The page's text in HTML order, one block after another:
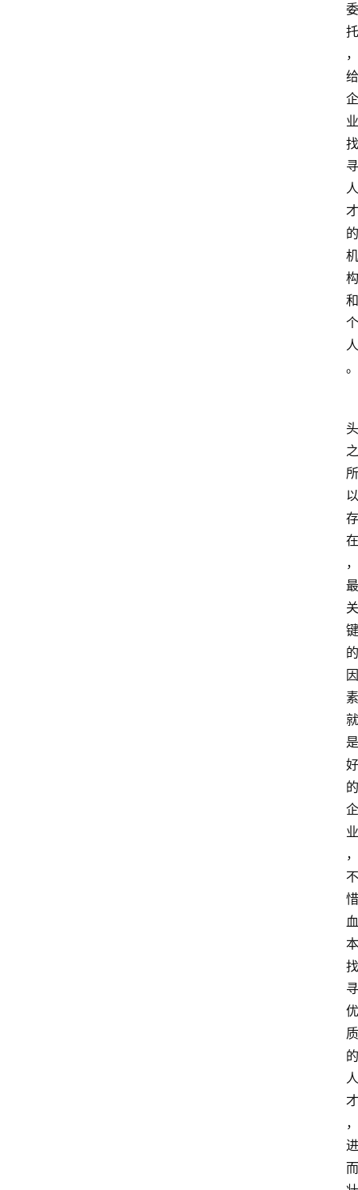
委
托
，
给
企
业
找
寻
人
才
的
机
构
和
个
人
。
头
之
所
以
存
在
，
最
关
键
的
因
素
就
是
好
的
企
业
，
不
惜
血
本
找
寻
优
质
的
人
才
，
进
而